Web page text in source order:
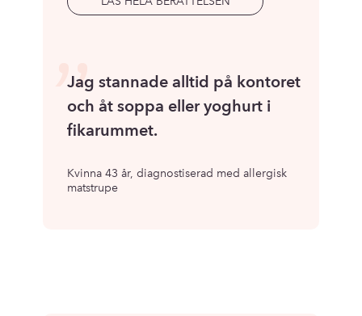
Jag stannade alltid på kontoret
och åt soppa eller yoghurt i
fikarummet.
”
Kvinna 43 år, diagnostiserad med allergisk
matstrupe